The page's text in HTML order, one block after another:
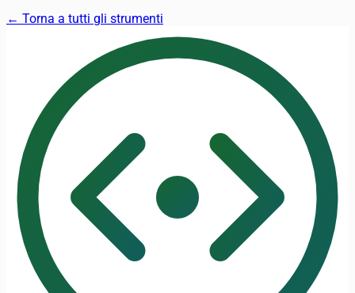
← Torna a tutti gli strumenti